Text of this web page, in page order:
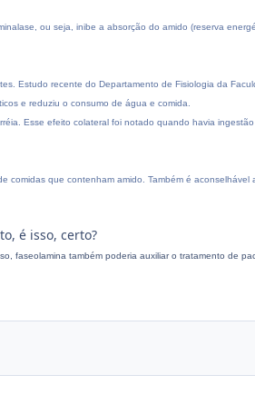
ou seja, inibe a absorção do amido (reserva
Estudo recente do Departamento de Fisiologia da
e reduziu o consumo de água e comida.
Esse efeito colateral foi notado quando havia
que contenham amido. Também é aconselhável
é isso, certo?
faseolamina também poderia auxiliar o tratamento de